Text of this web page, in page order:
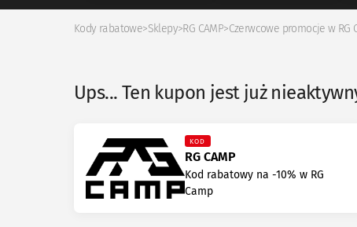
Kody rabatowe>Sklepy>RG CAMP>Czerwcowe promocje w RG
Ups... Ten kupon jest już
KOD
RG CAMP
Kod rabatowy na -10% w RG
Camp